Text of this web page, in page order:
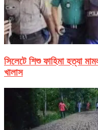
সিলেটে শিশু ফাহিমা হত্যা
খালাস